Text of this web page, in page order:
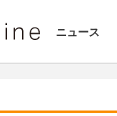
ニュース